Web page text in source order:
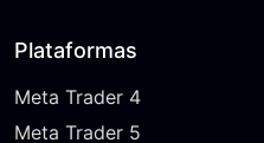
Plataformas
Meta Trader 4
Meta Trader 5